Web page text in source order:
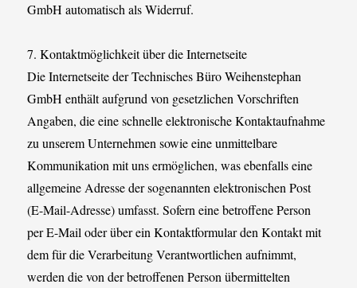
GmbH automatisch als Widerruf.
7. Kontaktmöglichkeit über die Internetseite
Die Internetseite der Technisches Büro Weihenstephan
GmbH enthält aufgrund von gesetzlichen Vorschriften
Angaben, die eine schnelle elektronische Kontaktaufnahme
zu unserem Unternehmen sowie eine unmittelbare
Kommunikation mit uns ermöglichen, was ebenfalls eine
allgemeine Adresse der sogenannten elektronischen Post
(E-Mail-Adresse) umfasst. Sofern eine betroffene Person
per E-Mail oder über ein Kontaktformular den Kontakt mit
dem für die Verarbeitung Verantwortlichen aufnimmt,
werden die von der betroffenen Person übermittelten